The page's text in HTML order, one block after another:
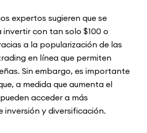
expertos sugieren que se
invertir con tan solo $100 o
a la popularización de las
en línea que permiten
Sin embargo, es importante
a medida que aumenta el
acceder a más
inversión y diversificación.